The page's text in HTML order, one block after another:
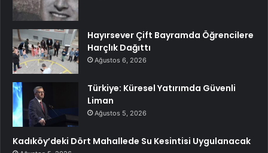
Hayırsever Çift Bayramda Öğrencilere
Harçlık Dağıttı
Ağustos 6, 2026
Türkiye: Küresel Yatırımda Güvenli
Liman
Ağustos 5, 2026
Kadıköy’deki Dört Mahallede Su Kesintisi Uygulanacak